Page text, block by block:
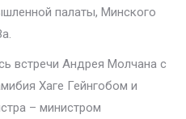
палаты, Минского
встречи Андрея Молчана с
Хаге Гейнгобом и
– министром